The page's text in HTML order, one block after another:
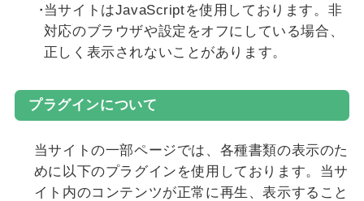
当サイトはJavaScriptを使用しております。非
対応のブラウザや設定をオフにしている場合、
正しく表示されないことがあります。
プラグインについて
当サイトの一部ページでは、各種書類の表示のた
めに以下のプラグインを使用しております。当サ
イト内のコンテンツが正常に再生、表示すること